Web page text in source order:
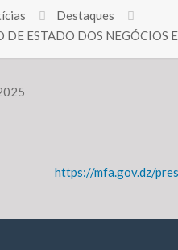
Destaques
DE ESTADO DOS
https://mfa.gov.dz/